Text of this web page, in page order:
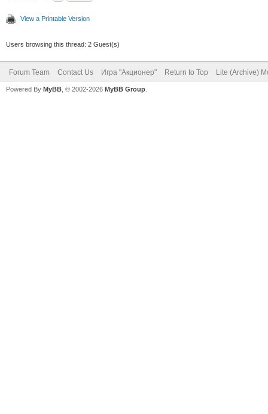
View a Printable Version
Users browsing this thread: 2 Guest(s)
Forum Team Contact Us Игра "Акционер" Return to Top Lite (Archive)
Powered By MyBB , © 2002-2026 MyBB Group